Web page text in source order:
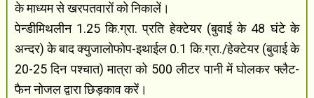
के माध्यम से खरपतवारों को निकालें।
पेन्डीमिथलीन 1.25 कि.ग्रा. प्रति हेक्टेयर (बुवाई के 48 घंटे के
अन्दर) के बाद क्युजालोफोप-इथाईल 0.1 कि.ग्रा./हेक्टेयर (बुवाई के
20-25 दिन पश्चात) मात्रा को 500 लीटर पानी में घोलकर फ्लैट-
फैन नोजल द्वारा छिड़काव करें।